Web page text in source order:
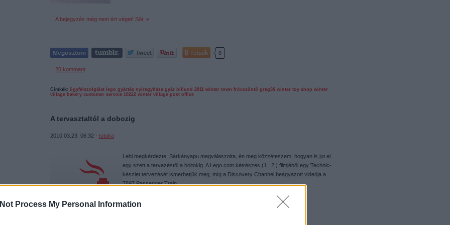
Process My Personal Information
A bejegyzés még nem ért véget! Sőt. »
Tetszik 0
20komment
Címkék: ügyfélszolgálat lego gyártás nyíregyháza gyár billund 2011 winter town fröccsöntő greg36 winter toy shop winter
village bakery customer service 10222 winter village post office
A tervasztaltól a dobozig
2010.03.23. 06:32 - tutuka
Lehi megkérdezte, Sárkányapu megválaszolta, én meg közzéteszem, hogyan is jut el
egy szett a tervezéstől a boltokig. A Lego.com kétrészes (1., 2.) filmjéből egy Technic-
készlet tervezését ismerhetjük meg, míg a Discovery Channel beágyazott videója a
7897 Passenger Train…